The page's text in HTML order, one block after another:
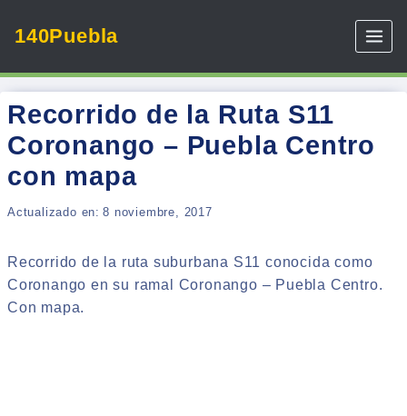
140Puebla
Recorrido de la Ruta S11
Coronango – Puebla Centro
con mapa
Actualizado en: 8 noviembre, 2017
Recorrido de la ruta suburbana S11 conocida como
Coronango en su ramal Coronango – Puebla Centro.
Con mapa.